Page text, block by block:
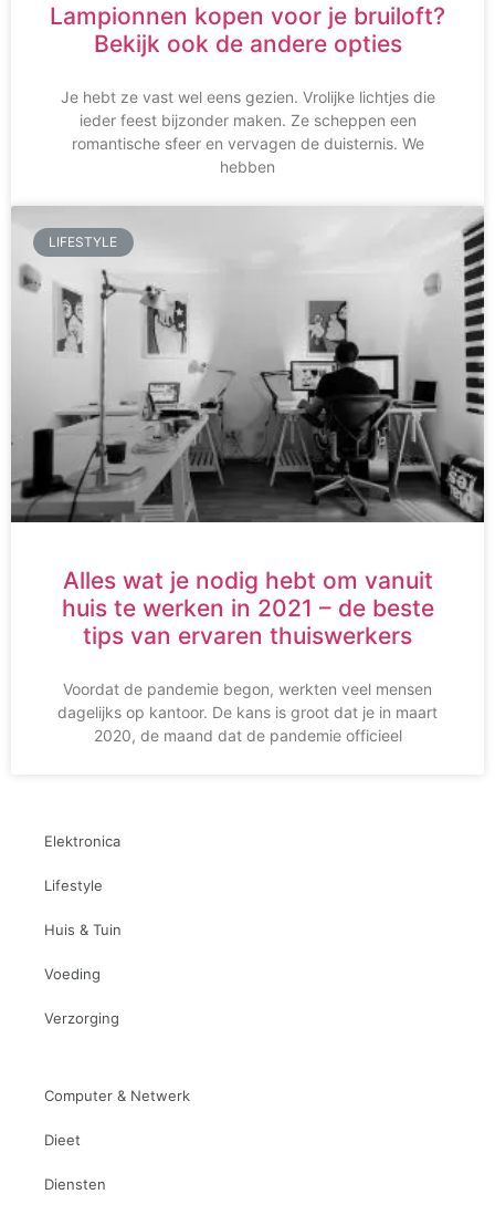
Lampionnen kopen voor je bruiloft?
Bekijk ook de andere opties
Je hebt ze vast wel eens gezien. Vrolijke lichtjes die
ieder feest bijzonder maken. Ze scheppen een
romantische sfeer en vervagen de duisternis. We
hebben
LIFESTYLE
Alles wat je nodig hebt om vanuit
huis te werken in 2021 – de beste
tips van ervaren thuiswerkers
Voordat de pandemie begon, werkten veel mensen
dagelijks op kantoor. De kans is groot dat je in maart
2020, de maand dat de pandemie officieel
Elektronica
Lifestyle
Huis & Tuin
Voeding
Verzorging
Computer & Netwerk
Dieet
Diensten